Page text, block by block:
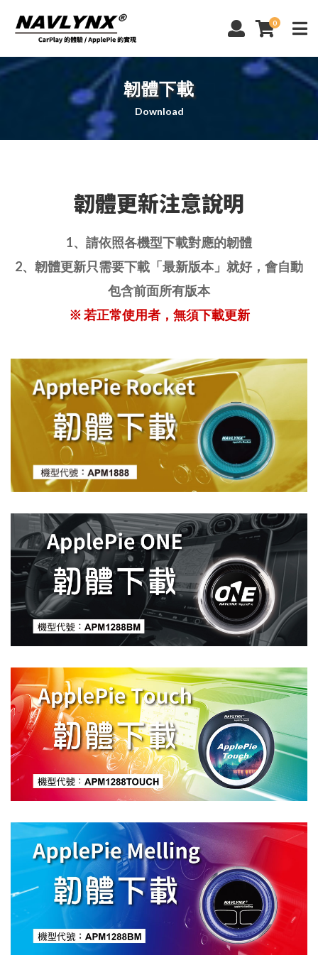
0
韌體下載
Download
韌體更新注意說明
1、請依照各機型下載對應的韌體
2、韌體更新只需要下載「最新版本」就好，會自動
包含前面所有版本
※ 若正常使用者，無須下載更新